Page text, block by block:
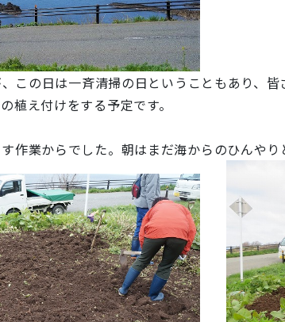
この日は一斉清掃の日ということもあり、
植え付けをする予定です。
作業からでした。朝はまだ海からのひんや